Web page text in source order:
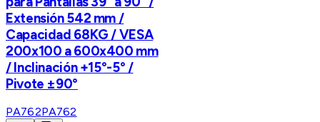
Extensión 542 mm /
Capacidad 68KG / VESA
200x100 a 600x400 mm
/ Inclinación +15°-5° /
Pivote ±90°
PA762PA762